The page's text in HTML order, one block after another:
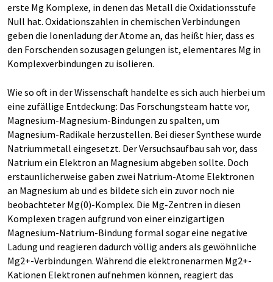
erste Mg Komplexe, in denen das Metall die Oxidationsstufe
Null hat. Oxidationszahlen in chemischen Verbindungen
geben die Ionenladung der Atome an, das heißt hier, dass es
den Forschenden sozusagen gelungen ist, elementares Mg in
Komplexverbindungen zu isolieren.
Wie so oft in der Wissenschaft handelte es sich auch hierbei um
eine zufällige Entdeckung: Das Forschungsteam hatte vor,
Magnesium-Magnesium-Bindungen zu spalten, um
Magnesium-Radikale herzustellen. Bei dieser Synthese wurde
Natriummetall eingesetzt. Der Versuchsaufbau sah vor, dass
Natrium ein Elektron an Magnesium abgeben sollte. Doch
erstaunlicherweise gaben zwei Natrium-Atome Elektronen
an Magnesium ab und es bildete sich ein zuvor noch nie
beobachteter Mg(0)-Komplex. Die Mg-Zentren in diesen
Komplexen tragen aufgrund von einer einzigartigen
Magnesium-Natrium-Bindung formal sogar eine negative
Ladung und reagieren dadurch völlig anders als gewöhnliche
Mg2+-Verbindungen. Während die elektronenarmen Mg2+-
Kationen Elektronen aufnehmen können, reagiert das